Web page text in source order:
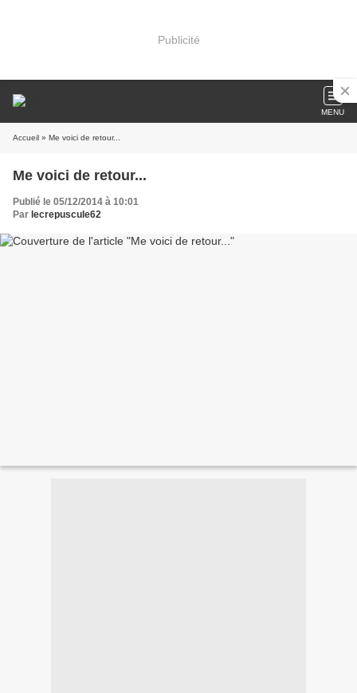
Publicité
MENU
Accueil » Me voici de retour...
Me voici de retour...
Publié le 05/12/2014 à 10:01
Par lecrepuscule62